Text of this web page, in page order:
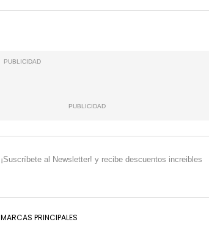
PUBLICIDAD
PUBLICIDAD
¡Suscríbete al Newsletter! y recibe descuentos increibles
MARCAS PRINCIPALES